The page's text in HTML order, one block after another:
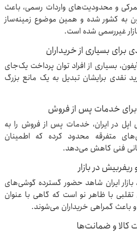
و محدودیت‌های واردات رسمی، باعث
به کشور شده و همین موضوع زمینه‌ساز
غیررسمی شده است.
بسیاری از افراد توان پرداخت یک‌جای
نقدی برایشان تبدیل به یک مانع بزرگ
در ایران، خدمات پس از فروش را به
متفرقه محدود کرده که اطمینان
فنی کاهش می‌دهد.
بازار ایران شاهد حضور گسترده گوشی‌های
تقلبی با ظاهر نو است که گاهی با عنوان
گمراهی خریداران می‌شوند.